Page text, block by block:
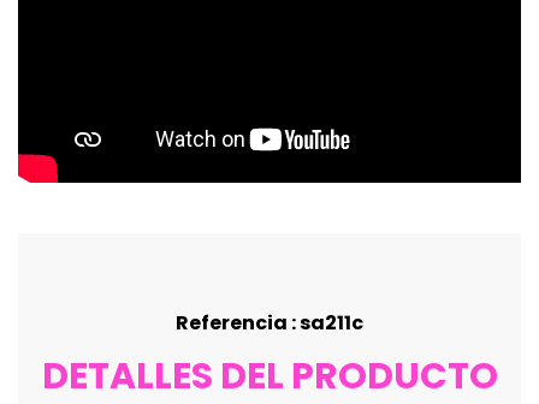
Referencia : sa211c
DETALLES DEL PRODUCTO